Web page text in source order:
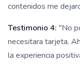
contenidos me
Testimonio 4: "No
necesitara tarjeta.
la experiencia